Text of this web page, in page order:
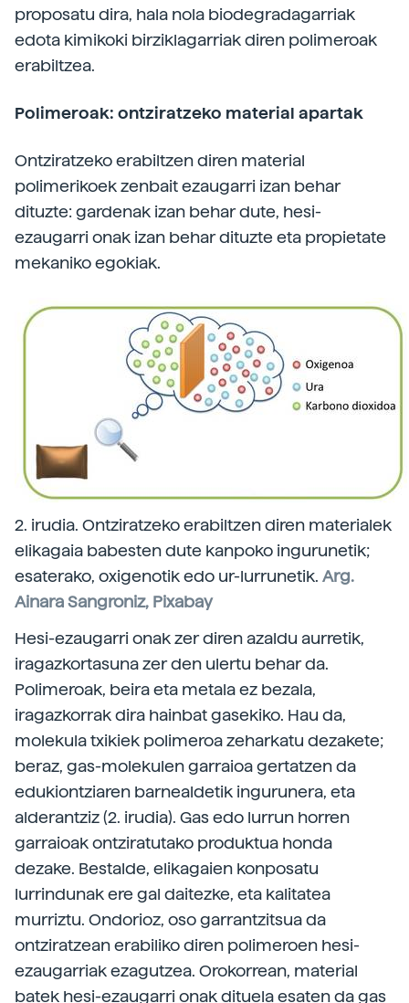
proposatu dira, hala nola biodegradagarriak
edota kimikoki birziklagarriak diren polimeroak
erabiltzea.
Polimeroak: ontziratzeko material apartak
Ontziratzeko erabiltzen diren material
polimerikoek zenbait ezaugarri izan behar
dituzte: gardenak izan behar dute, hesi-
ezaugarri onak izan behar dituzte eta propietate
mekaniko egokiak.
2. irudia. Ontziratzeko erabiltzen diren materialek
elikagaia babesten dute kanpoko ingurunetik;
esaterako, oxigenotik edo ur-lurrunetik. Arg.
Ainara Sangroniz, Pixabay
Hesi-ezaugarri onak zer diren azaldu aurretik,
iragazkortasuna zer den ulertu behar da.
Polimeroak, beira eta metala ez bezala,
iragazkorrak dira hainbat gasekiko. Hau da,
molekula txikiek polimeroa zeharkatu dezakete;
beraz, gas-molekulen garraioa gertatzen da
edukiontziaren barnealdetik ingurunera, eta
alderantziz (2. irudia). Gas edo lurrun horren
garraioak ontziratutako produktua honda
dezake. Bestalde, elikagaien konposatu
lurrindunak ere gal daitezke, eta kalitatea
murriztu. Ondorioz, oso garrantzitsua da
ontziratzean erabiliko diren polimeroen hesi-
ezaugarriak ezagutzea. Orokorrean, material
batek hesi-ezaugarri onak dituela esaten da gas